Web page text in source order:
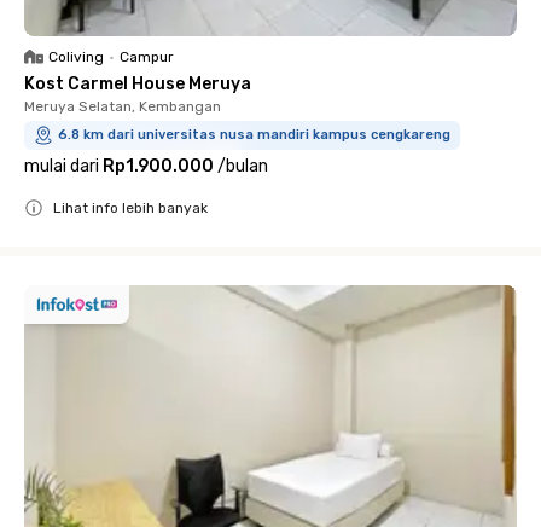
Coliving • Campur
Kost Carmel House Meruya
Meruya Selatan, Kembangan
6.8 km dari universitas nusa mandiri kampus cengkareng
mulai dari Rp1.900.000 /bulan
Lihat info lebih banyak